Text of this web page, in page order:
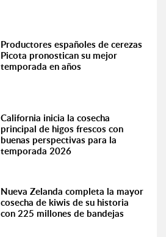
Productores españoles de cerezas
Picota pronostican su mejor
temporada en años
California inicia la cosecha
principal de higos frescos con
buenas perspectivas para la
temporada 2026
Nueva Zelanda completa la mayor
cosecha de kiwis de su historia
con 225 millones de bandejas